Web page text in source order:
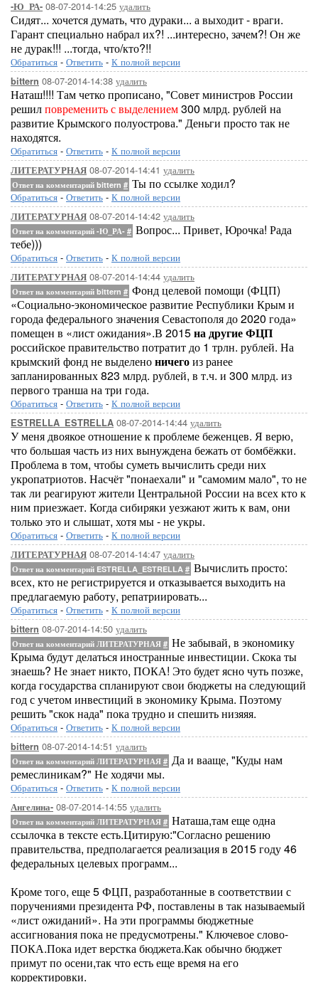
-Ю_РА- 08-07-2014-14:25 удалить
Сидят... хочется думать, что дураки... а выходит - враги.
Гарант специально набрал их?! ...интересно, зачем?! Он же
не дурак!!! ...тогда, что/кто?!!
Обратиться - Ответить - К полной версии
bittern 08-07-2014-14:38 удалить
Наташ!!!! Там четко прописано, "Совет министров России
решилповременить с выделением300 млрд. рублей на
развитие Крымского полуострова." Деньги просто так не
находятся.
Обратиться - Ответить - К полной версии
ЛИТЕРАТУРНАЯ 08-07-2014-14:41 удалить
Ответ на комментарий bittern # Ты по ссылке ходил?
Обратиться - Ответить - К полной версии
ЛИТЕРАТУРНАЯ 08-07-2014-14:42 удалить
Ответ на комментарий -Ю_РА- # Вопрос... Привет, Юрочка! Рада
тебе)))
Обратиться - Ответить - К полной версии
ЛИТЕРАТУРНАЯ 08-07-2014-14:44 удалить
Ответ на комментарий bittern # Фонд целевой помощи (ФЦП)
«Социально-экономическое развитие Республики Крым и
города федерального значения Севастополя до 2020 года»
помещен в «лист ожидания».В 2015на другие ФЦП
российское правительство потратит до 1 трлн. рублей. На
крымский фонд не выделеноничегоиз ранее
запланированных 823 млрд. рублей, в т.ч. и 300 млрд. из
первого транша на три года.
Обратиться - Ответить - К полной версии
ESTRELLA_ESTRELLA 08-07-2014-14:44 удалить
У меня двоякое отношение к проблеме беженцев. Я верю,
что большая часть из них вынуждена бежать от бомбёжки.
Проблема в том, чтобы суметь вычислить среди них
укропатриотов. Насчёт "понаехали" и "самомим мало", то не
так ли реагируют жители Центральной России на всех кто к
ним приезжает. Когда сибиряки уезжают жить к вам, они
только это и слышат, хотя мы - не укры.
Обратиться - Ответить - К полной версии
ЛИТЕРАТУРНАЯ 08-07-2014-14:47 удалить
Ответ на комментарий ESTRELLA_ESTRELLA # Вычислить просто:
всех, кто не регистрируется и отказывается выходить на
предлагаемую работу, репатриировать...
Обратиться - Ответить - К полной версии
bittern 08-07-2014-14:50 удалить
Ответ на комментарий ЛИТЕРАТУРНАЯ # Не забывай, в экономику
Крыма будут делаться иностранные инвестиции. Скока ты
знаешь? Не знает никто, ПОКА! Это будет ясно чуть позже,
когда государства спланируют свои бюджеты на следующий
год с учетом инвестиций в экономику Крыма. Поэтому
решить "скок нада" пока трудно и спешить низяяя.
Обратиться - Ответить - К полной версии
bittern 08-07-2014-14:51 удалить
Ответ на комментарий ЛИТЕРАТУРНАЯ # Да и вааще, "Куды нам
ремеслиникам?" Не ходячи мы.
Обратиться - Ответить - К полной версии
Ангелина- 08-07-2014-14:55 удалить
Ответ на комментарий ЛИТЕРАТУРНАЯ # Наташа,там еще одна
ссылочка в тексте есть.Цитирую:"Согласно решению
правительства, предполагается реализация в 2015 году 46
федеральных целевых программ...
Кроме того, еще 5 ФЦП, разработанные в соответствии с
поручениями президента РФ, поставлены в так называемый
«лист ожиданий». На эти программы бюджетные
ассигнования пока не предусмотрены." Ключевое слово-
ПОКА.Пока идет верстка бюджета.Как обычно бюджет
примут по осени,так что есть еще время на его
корректировки.